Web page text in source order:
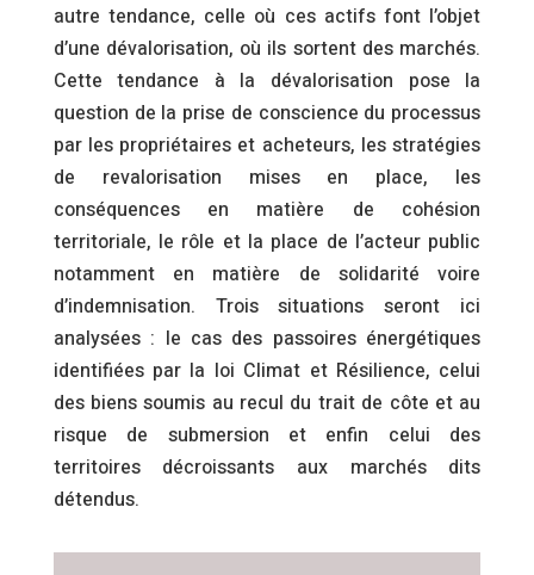
autre tendance, celle où ces actifs font l’objet
d’une dévalorisation, où ils sortent des marchés.
Cette tendance à la dévalorisation pose la
question de la prise de conscience du processus
par les propriétaires et acheteurs, les stratégies
de revalorisation mises en place, les
conséquences en matière de cohésion
territoriale, le rôle et la place de l’acteur public
notamment en matière de solidarité voire
d’indemnisation. Trois situations seront ici
analysées : le cas des passoires énergétiques
identifiées par la loi Climat et Résilience, celui
des biens soumis au recul du trait de côte et au
risque de submersion et enfin celui des
territoires décroissants aux marchés dits
détendus.